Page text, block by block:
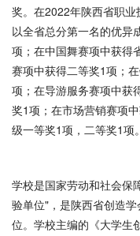
奖。在2022年陕西省职
以全省总分第一名的优异
项；在中国舞赛项中获得
赛项中获得二等奖1项；
项；在导游服务赛项中获
奖1项；在市场营销赛项
级一等奖1项，二等奖1项。
学校是国家劳动和社会保
验单位"，是陕西省创造
位。学校主编的《大学生